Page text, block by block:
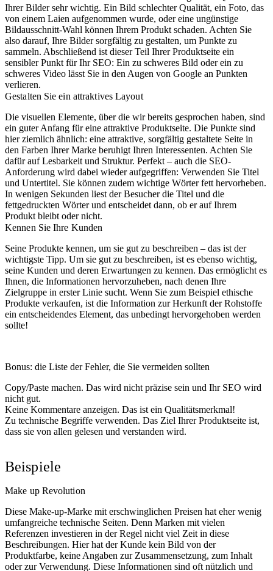
Ihrer Bilder sehr wichtig. Ein Bild schlechter Qualität, ein Foto, das
von einem Laien aufgenommen wurde, oder eine ungünstige
Bildausschnitt-Wahl können Ihrem Produkt schaden. Achten Sie
also darauf, Ihre Bilder sorgfältig zu gestalten, um Punkte zu
sammeln. Abschließend ist dieser Teil Ihrer Produktseite ein
sensibler Punkt für Ihr SEO: Ein zu schweres Bild oder ein zu
schweres Video lässt Sie in den Augen von Google an Punkten
verlieren.
Gestalten Sie ein attraktives Layout
Die visuellen Elemente, über die wir bereits gesprochen haben, sind
ein guter Anfang für eine attraktive Produktseite. Die Punkte sind
hier ziemlich ähnlich: eine attraktive, sorgfältig gestaltete Seite in
den Farben Ihrer Marke beruhigt Ihren Interessenten. Achten Sie
dafür auf Lesbarkeit und Struktur. Perfekt – auch die SEO-
Anforderung wird dabei wieder aufgegriffen: Verwenden Sie Titel
und Untertitel. Sie können zudem wichtige Wörter fett hervorheben.
In wenigen Sekunden liest der Besucher die Titel und die
fettgedruckten Wörter und entscheidet dann, ob er auf Ihrem
Produkt bleibt oder nicht.
Kennen Sie Ihre Kunden
Seine Produkte kennen, um sie gut zu beschreiben – das ist der
wichtigste Tipp. Um sie gut zu beschreiben, ist es ebenso wichtig,
seine Kunden und deren Erwartungen zu kennen. Das ermöglicht es
Ihnen, die Informationen hervorzuheben, nach denen Ihre
Zielgruppe in erster Linie sucht. Wenn Sie zum Beispiel ethische
Produkte verkaufen, ist die Information zur Herkunft der Rohstoffe
ein entscheidendes Element, das unbedingt hervorgehoben werden
sollte!
Bonus: die Liste der Fehler, die Sie vermeiden sollten
Copy/Paste machen. Das wird nicht präzise sein und Ihr SEO wird
nicht gut.
Keine Kommentare anzeigen. Das ist ein Qualitätsmerkmal!
Zu technische Begriffe verwenden. Das Ziel Ihrer Produktseite ist,
dass sie von allen gelesen und verstanden wird.
Beispiele
Make up Revolution
Diese Make-up-Marke mit erschwinglichen Preisen hat eher wenig
umfangreiche technische Seiten. Denn Marken mit vielen
Referenzen investieren in der Regel nicht viel Zeit in diese
Beschreibungen. Hier hat der Kunde kein Bild von der
Produktfarbe, keine Angaben zur Zusammensetzung, zum Inhalt
oder zur Verwendung. Diese Informationen sind oft nützlich und